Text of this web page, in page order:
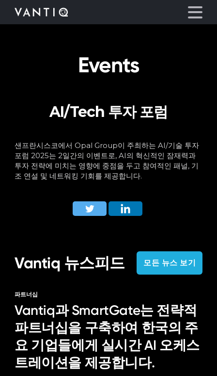
회사
리소스
Events
AI/Tech 투자 포럼
샌프란시스코에서 Opal Group이 주최하는 AI/기술 투자
포럼 2025는 2일간의 이벤트로, AI의 혁신적인 잠재력과
투자 전략에 미치는 영향에 중점을 두고 참여적인 패널, 기
조 연설 및 네트워킹 기회를 제공합니다.
Vantiq 뉴스피드 모든 뉴스 보기
파트너십
Vantiq과 SmartGate는 전략적
파트너십을 구축하여 한국의 주
요 기업들에게 실시간 AI 오케스
트레이션을 제공합니다.